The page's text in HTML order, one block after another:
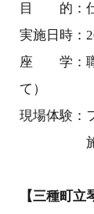
目 的：仕
実施日時：
座 学：職
て）
現場体験：
施設管理
【三種町